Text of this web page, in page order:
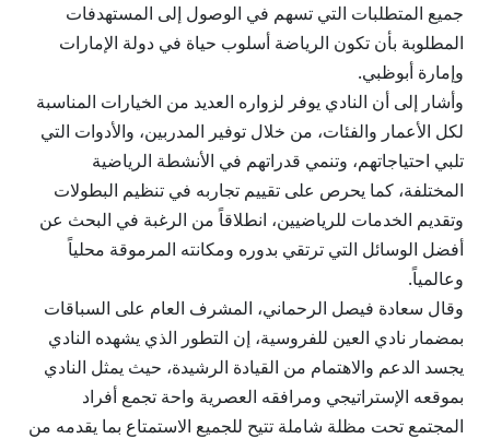
جميع المتطلبات التي تسهم في الوصول إلى المستهدفات
المطلوبة بأن تكون الرياضة أسلوب حياة في دولة الإمارات
وإمارة أبوظبي.
وأشار إلى أن النادي يوفر لزواره العديد من الخيارات المناسبة
لكل الأعمار والفئات، من خلال توفير المدربين، والأدوات التي
تلبي احتياجاتهم، وتنمي قدراتهم في الأنشطة الرياضية
المختلفة، كما يحرص على تقييم تجاربه في تنظيم البطولات
وتقديم الخدمات للرياضيين، انطلاقاً من الرغبة في البحث عن
أفضل الوسائل التي ترتقي بدوره ومكانته المرموقة محلياً
وعالمياً.
وقال سعادة فيصل الرحماني، المشرف العام على السباقات
بمضمار نادي العين للفروسية، إن التطور الذي يشهده النادي
يجسد الدعم والاهتمام من القيادة الرشيدة، حيث يمثل النادي
بموقعه الإستراتيجي ومرافقه العصرية واحة تجمع أفراد
المجتمع تحت مظلة شاملة تتيح للجميع الاستمتاع بما يقدمه من